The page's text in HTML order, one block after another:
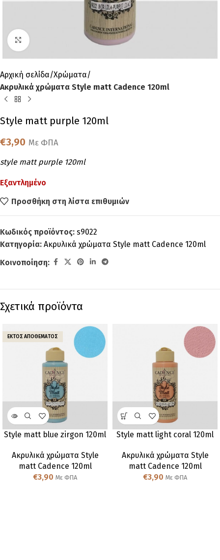
Click to enlarge
Αρχική σελίδα Χρώματα
Ακρυλικά χρώματα Style matt Cadence 120ml
Style matt purple 120ml
€3,90 Με ΦΠΑ
style matt purple 120ml
Εξαντλημένο
Προσθήκη στη λίστα επιθυμιών
Κωδικός προϊόντος: s9022
Κατηγορία: Ακρυλικά χρώματα Style matt Cadence 120ml
Κοινοποίηση:
Σχετικά προϊόντα
ΕΚΤΌΣ ΑΠΟΘΈΜΑΤΟΣ
Style matt blue zirgon 120ml
Ακρυλικά χρώματα Style
matt Cadence 120ml
€3,90 Με ΦΠΑ
Style matt light coral 120ml
Ακρυλικά χρώματα Style
matt Cadence 120ml
€3,90 Με ΦΠΑ